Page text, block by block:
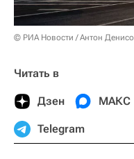
© РИА Новости / Антон
Читать в
Дзен МАКС
Telegram